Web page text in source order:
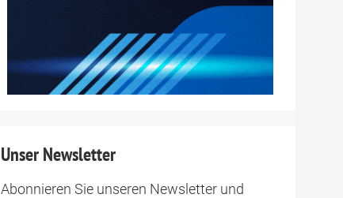
Unser Newsletter
Abonnieren Sie unseren Newsletter und